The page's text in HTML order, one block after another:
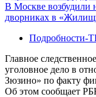
В Москве возбудили
дворниках в
Подробности-
Главное
уголовное дело в
Зюзино» по факту
Об этом сообщает